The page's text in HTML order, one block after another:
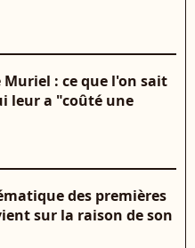
: ce que l'on sait
leur a "coûté une
des premières
sur la raison de son